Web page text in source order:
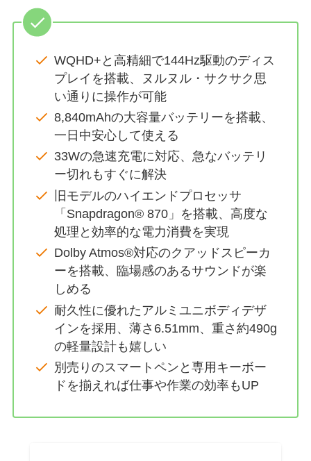
WQHD+と高精細で144Hz駆動のディス
プレイを搭載、ヌルヌル・サクサク思
い通りに操作が可能
8,840mAhの大容量バッテリーを搭載、
一日中安心して使える
33Wの急速充電に対応、急なバッテリ
ー切れもすぐに解決
旧モデルのハイエンドプロセッサ
「Snapdragon® 870」を搭載、高度な
処理と効率的な電力消費を実現
Dolby Atmos®対応のクアッドスピーカ
ーを搭載、臨場感のあるサウンドが楽
しめる
耐久性に優れたアルミユニボディデザ
インを採用、薄さ6.51mm、重さ約490g
の軽量設計も嬉しい
別売りのスマートペンと専用キーボー
ドを揃えれば仕事や作業の効率もUP